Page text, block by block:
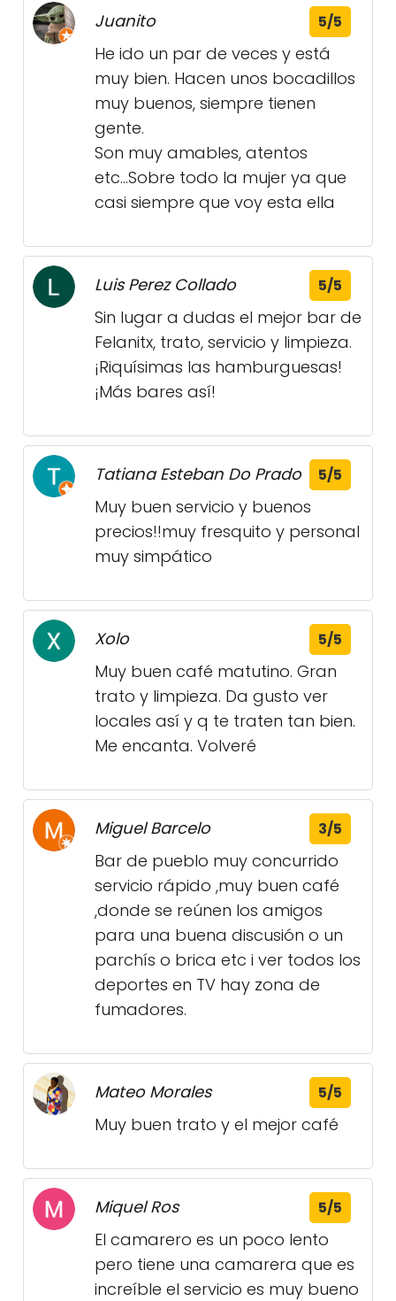
Juanito 5/5
He ido un par de veces y está
muy bien. Hacen unos bocadillos
muy buenos, siempre tienen
gente.
Son muy amables, atentos
etc...Sobre todo la mujer ya que
casi siempre que voy esta ella
Luis Perez Collado 5/5
Sin lugar a dudas el mejor bar de
Felanitx, trato, servicio y limpieza.
¡Riquísimas las hamburguesas!
¡Más bares así!
Tatiana Esteban Do Prado 5/5
Muy buen servicio y buenos
precios!!muy fresquito y personal
muy simpático
Xolo 5/5
Muy buen café matutino. Gran
trato y limpieza. Da gusto ver
locales así y q te traten tan bien.
Me encanta. Volveré
Miguel Barcelo 3/5
Bar de pueblo muy concurrido
servicio rápido ,muy buen café
,donde se reúnen los amigos
para una buena discusión o un
parchís o brica etc i ver todos los
deportes en TV hay zona de
fumadores.
Mateo Morales 5/5
Muy buen trato y el mejor café
Miquel Ros 5/5
El camarero es un poco lento
pero tiene una camarera que es
increíble el servicio es muy bueno